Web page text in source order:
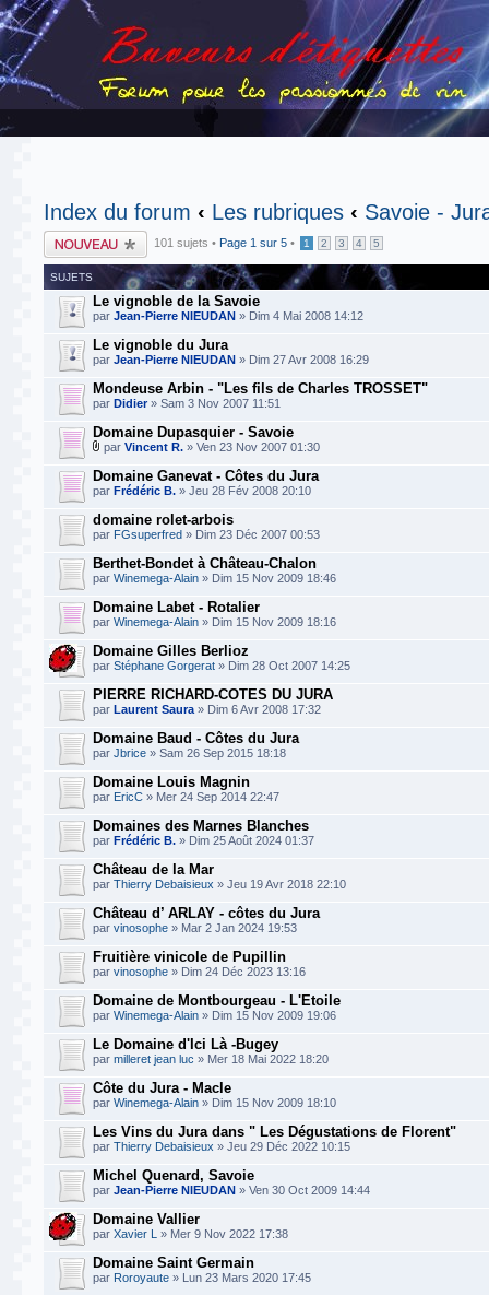
Index du forum ‹ Les rubriques ‹ Savoie -
Publier un nouveau
sujet
101 sujets • Page 1 sur 5 • 1 2 3 4 5
SUJETS
Le vignoble de la Savoie
par Jean-Pierre NIEUDAN » Dim 4 Mai 2008 14:12
Le vignoble du Jura
par Jean-Pierre NIEUDAN » Dim 27 Avr 2008 16:29
Mondeuse Arbin - "Les fils de Charles TROSSET"
par Didier» Sam 3 Nov 2007 11:51
Domaine Dupasquier - Savoie
par Vincent R. » Ven 23 Nov 2007 01:30
Domaine Ganevat - Côtes du Jura
par Frédéric B. » Jeu 28 Fév 2008 20:10
domaine rolet-arbois
par FGsuperfred » Dim 23 Déc 2007 00:53
Berthet-Bondet à Château-Chalon
par Winemega-Alain » Dim 15 Nov 2009 18:46
Domaine Labet - Rotalier
par Winemega-Alain » Dim 15 Nov 2009 18:16
Domaine Gilles Berlioz
par Stéphane Gorgerat » Dim 28 Oct 2007 14:25
PIERRE RICHARD-COTES DU JURA
par Laurent Saura » Dim 6 Avr 2008 17:32
Domaine Baud - Côtes du Jura
par Jbrice » Sam 26 Sep 2015 18:18
Domaine Louis Magnin
par EricC » Mer 24 Sep 2014 22:47
Domaines des Marnes Blanches
par Frédéric B. » Dim 25 Août 2024 01:37
Château de la Mar
par Thierry Debaisieux » Jeu 19 Avr 2018 22:10
Château d’ ARLAY - côtes du Jura
par vinosophe » Mar 2 Jan 2024 19:53
Fruitière vinicole de Pupillin
par vinosophe » Dim 24 Déc 2023 13:16
Domaine de Montbourgeau - L'Etoile
par Winemega-Alain » Dim 15 Nov 2009 19:06
Le Domaine d'Ici Là -Bugey
par milleret jean luc » Mer 18 Mai 2022 18:20
Côte du Jura - Macle
par Winemega-Alain » Dim 15 Nov 2009 18:10
Les Vins du Jura dans " Les Dégustations de Florent"
par Thierry Debaisieux » Jeu 29 Déc 2022 10:15
Michel Quenard, Savoie
par Jean-Pierre NIEUDAN » Ven 30 Oct 2009 14:44
Domaine Vallier
par Xavier L » Mer 9 Nov 2022 17:38
Domaine Saint Germain
par Roroyaute » Lun 23 Mars 2020 17:45